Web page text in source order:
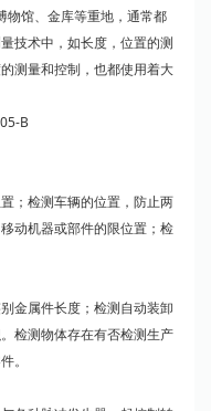
物馆、金库等重地，通常都
技术中，如长度，位置的测
测量和控制，也都使用着大
B
；检测车辆的位置，防止两
动机器或部件的限位置；检
金属件长度；检测自动装卸
检测物体存在有否检测生产
。